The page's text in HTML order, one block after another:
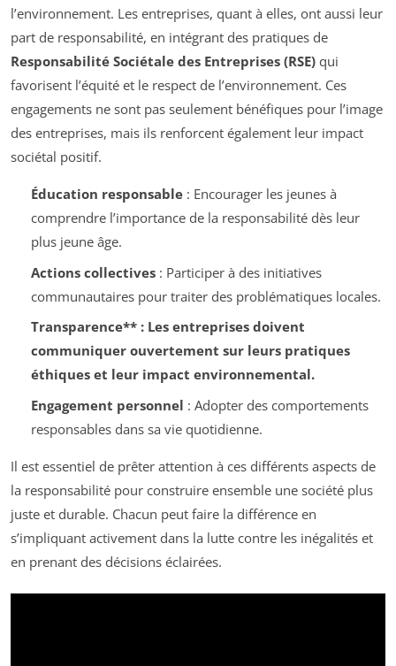
l’environnement. Les entreprises, quant à elles, ont aussi leur
part de responsabilité, en intégrant des pratiques de
Responsabilité Sociétale des Entreprises (RSE) qui
favorisent l’équité et le respect de l’environnement. Ces
engagements ne sont pas seulement bénéfiques pour l’image
des entreprises, mais ils renforcent également leur impact
sociétal positif.
Éducation responsable: Encourager les jeunes à
comprendre l’importance de la responsabilité dès leur
plus jeune âge.
Actions collectives: Participer à des initiatives
communautaires pour traiter des problématiques locales.
Transparence** : Les entreprises doivent
communiquer ouvertement sur leurs pratiques
éthiques et leur impact environnemental.
Engagement personnel : Adopter des comportements
responsables dans sa vie quotidienne.
Il est essentiel de prêter attention à ces différents aspects de
la responsabilité pour construire ensemble une société plus
juste et durable. Chacun peut faire la différence en
s’impliquant activement dans la lutte contre les inégalités et
en prenant des décisions éclairées.